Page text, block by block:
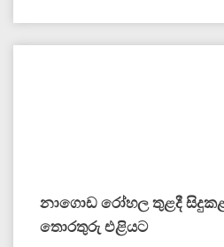
නාගොඩ රෝහල තුළදී
තොරතුරු එළියට